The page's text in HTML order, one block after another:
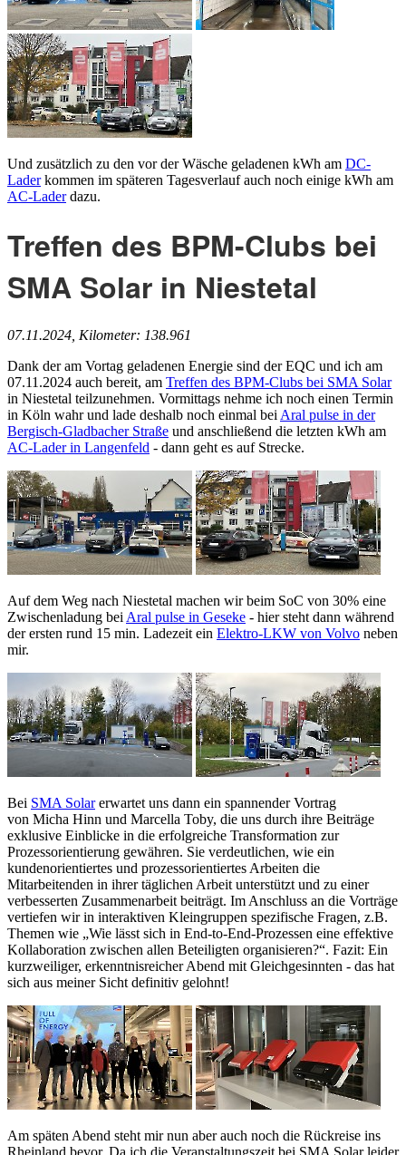
Und zusätzlich zu den vor der Wäsche geladenen kWh am DC-
Laderkommen im späteren Tagesverlauf auch noch einige kWh am
AC-Laderdazu.
Treffen des BPM-Clubs bei
SMA Solar in Niestetal
07.11.2024, Kilometer: 138.961
Dank der am Vortag geladenen Energie sind der EQC und ich am
07.11.2024 auch bereit, am Treffen des BPM-Clubs bei SMA Solar
in Niestetal teilzunehmen. Vormittags nehme ich noch einen Termin
in Köln wahr und lade deshalb noch einmal bei Aral pulse in der
Bergisch-Gladbacher Straße und anschließend die letzten kWh am
AC-Lader in Langenfeld - dann geht es auf Strecke.
Auf dem Weg nach Niestetal machen wir beim SoC von 30% eine
Zwischenladung bei Aral pulse in Geseke - hier steht dann während
der ersten rund 15 min. Ladezeit ein Elektro-LKW von Volvo neben
mir.
Bei SMA Solarerwartet uns dann ein spannender Vortrag
von Micha Hinn und Marcella Toby, die uns durch ihre Beiträge
exklusive Einblicke in die erfolgreiche Transformation zur
Prozessorientierung gewähren. Sie verdeutlichen, wie ein
kundenorientiertes und prozessorientiertes Arbeiten die
Mitarbeitenden in ihrer täglichen Arbeit unterstützt und zu einer
verbesserten Zusammenarbeit beiträgt. Im Anschluss an die Vorträge
vertiefen wir in interaktiven Kleingruppen spezifische Fragen, z.B.
Themen wie „Wie lässt sich in End-to-End-Prozessen eine effektive
Kollaboration zwischen allen Beteiligten organisieren?“. Fazit: Ein
kurzweiliger, erkenntnisreicher Abend mit Gleichgesinnten - das hat
sich aus meiner Sicht definitiv gelohnt!
Am späten Abend steht mir nun aber auch noch die Rückreise ins
Rheinland bevor. Da ich die Veranstaltungszeit bei SMA Solar leider